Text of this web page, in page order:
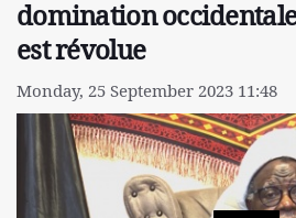
domination
est révolue
Monday, 25 September 2023 11:48